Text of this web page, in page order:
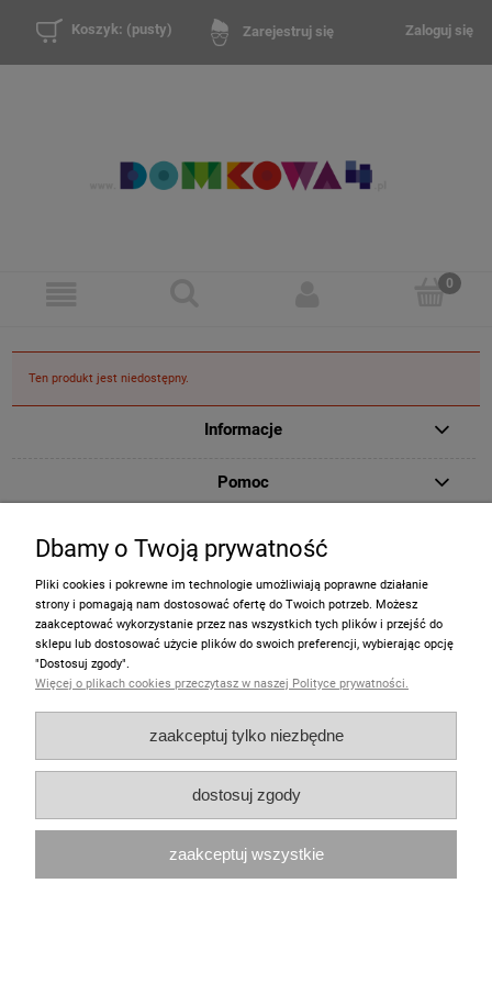
Zarejestruj się Zaloguj się
Koszyk: (pusty)
Ten produkt jest niedostępny.
Informacje
Pomoc
Zakupy
Polecamy
pokaż pełną wersję strony
Sklep internetowy Shoper.pl
Dbamy o Twoją prywatność
Pliki cookies i pokrewne im technologie umożliwiają poprawne działanie
strony i pomagają nam dostosować ofertę do Twoich potrzeb. Możesz
zaakceptować wykorzystanie przez nas wszystkich tych plików i przejść do
sklepu lub dostosować użycie plików do swoich preferencji, wybierając opcję
"Dostosuj zgody".
Więcej o plikach cookies przeczytasz w naszej Polityce prywatności.
zaakceptuj tylko niezbędne
dostosuj zgody
zaakceptuj wszystkie